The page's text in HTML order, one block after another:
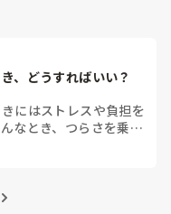
、どうすればいい？
にはストレスや負担を
なとき、つらさを乗り